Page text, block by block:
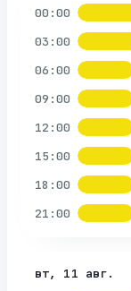
00:00
03:00
06:00
09:00
12:00
15:00
18:00
21:00
вт, 11 авг.